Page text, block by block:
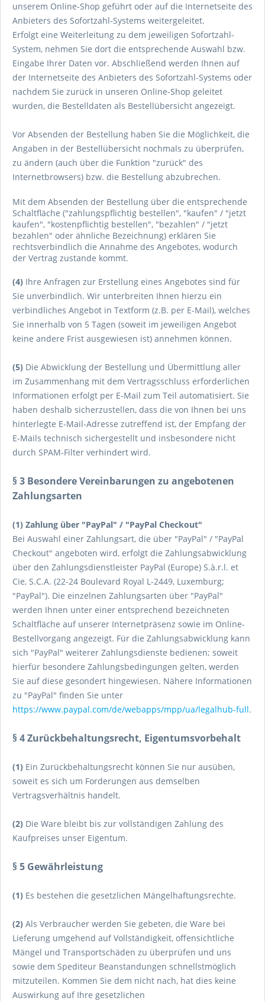
unserem Online-Shop geführt oder auf die Internetseite des
Anbieters des Sofortzahl-Systems weitergeleitet.
Erfolgt eine Weiterleitung zu dem jeweiligen Sofortzahl-
System, nehmen Sie dort die entsprechende Auswahl bzw.
Eingabe Ihrer Daten vor. Abschließend werden Ihnen auf
der Internetseite des Anbieters des Sofortzahl-Systems oder
nachdem Sie zurück in unseren Online-Shop geleitet
wurden, die Bestelldaten als Bestellübersicht angezeigt.
Vor Absenden der Bestellung haben Sie die Möglichkeit, die
Angaben in der Bestellübersicht nochmals zu überprüfen,
zu ändern (auch über die Funktion "zurück" des
Internetbrowsers) bzw. die Bestellung abzubrechen.
Mit dem Absenden der Bestellung über die entsprechende
Schaltfläche ("zahlungspflichtig bestellen", "kaufen" / "jetzt
kaufen", "kostenpflichtig bestellen", "bezahlen" / "jetzt
bezahlen" oder ähnliche Bezeichnung) erklären Sie
rechtsverbindlich die Annahme des Angebotes, wodurch
der Vertrag zustande kommt.
(4) Ihre Anfragen zur Erstellung eines Angebotes sind für
Sie unverbindlich. Wir unterbreiten Ihnen hierzu ein
verbindliches Angebot in Textform (z.B. per E-Mail), welches
Sie innerhalb von 5 Tagen (soweit im jeweiligen Angebot
keine andere Frist ausgewiesen ist) annehmen können.
(5) Die Abwicklung der Bestellung und Übermittlung aller
im Zusammenhang mit dem Vertragsschluss erforderlichen
Informationen erfolgt per E-Mail zum Teil automatisiert. Sie
haben deshalb sicherzustellen, dass die von Ihnen bei uns
hinterlegte E-Mail-Adresse zutreffend ist, der Empfang der
E-Mails technisch sichergestellt und insbesondere nicht
durch SPAM-Filter verhindert wird.
§ 3 Besondere Vereinbarungen zu angebotenen
Zahlungsarten
(1) Zahlung über "PayPal" / "PayPal Checkout"
Bei Auswahl einer Zahlungsart, die über "PayPal" / "PayPal
Checkout" angeboten wird, erfolgt die Zahlungsabwicklung
über den Zahlungsdienstleister PayPal (Europe) S.à.r.l. et
Cie, S.C.A. (22-24 Boulevard Royal L-2449, Luxemburg;
"PayPal"). Die einzelnen Zahlungsarten über "PayPal"
werden Ihnen unter einer entsprechend bezeichneten
Schaltfläche auf unserer Internetpräsenz sowie im Online-
Bestellvorgang angezeigt. Für die Zahlungsabwicklung kann
sich "PayPal" weiterer Zahlungsdienste bedienen; soweit
hierfür besondere Zahlungsbedingungen gelten, werden
Sie auf diese gesondert hingewiesen. Nähere Informationen
zu "PayPal" finden Sie unter
https://www.paypal.com/de/webapps/mpp/ua/legalhub-full.
§ 4 Zurückbehaltungsrecht, Eigentumsvorbehalt
(1) Ein Zurückbehaltungsrecht können Sie nur ausüben,
soweit es sich um Forderungen aus demselben
Vertragsverhältnis handelt.
(2) Die Ware bleibt bis zur vollständigen Zahlung des
Kaufpreises unser Eigentum.
§ 5 Gewährleistung
(1) Es bestehen die gesetzlichen Mängelhaftungsrechte.
(2) Als Verbraucher werden Sie gebeten, die Ware bei
Lieferung umgehend auf Vollständigkeit, offensichtliche
Mängel und Transportschäden zu überprüfen und uns
sowie dem Spediteur Beanstandungen schnellstmöglich
mitzuteilen. Kommen Sie dem nicht nach, hat dies keine
Auswirkung auf Ihre gesetzlichen